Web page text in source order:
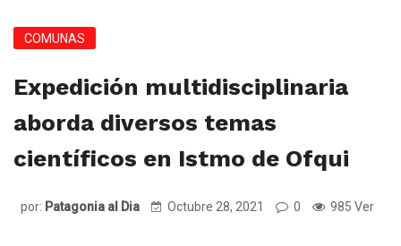
COMUNAS
Expedición multidisciplinaria
aborda diversos temas
científicos en Istmo de Ofqui
por: Patagonia al Dia Octubre 28, 2021 0 985 Ver